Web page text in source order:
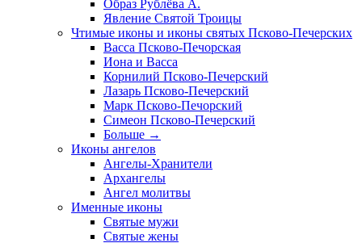
Образ Рублёва А.
Явление Святой Троицы
Чтимые иконы и иконы святых Псково-Печерских
Васса Псково-Печорская
Иона и Васса
Корнилий Псково-Печерский
Лазарь Псково-Печерский
Марк Псково-Печорский
Симеон Псково-Печерский
Больше →
Иконы ангелов
Ангелы-Хранители
Архангелы
Ангел молитвы
Именные иконы
Святые мужи
Святые жены